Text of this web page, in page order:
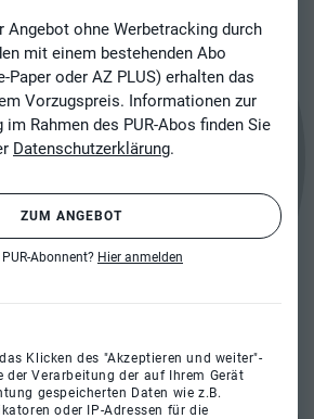
Angebot ohne Werbetracking durch
mit einem bestehenden Abo
Paper oder AZ PLUS) erhalten das
Vorzugspreis. Informationen zur
im Rahmen des PUR-Abos finden Sie
Datenschutzerklärung.
ZUM ANGEBOT
PUR-Abonnent? Hier anmelden
Klicken des "Akzeptieren und weiter"-
der Verarbeitung der auf Ihrem Gerät
gespeicherten Daten wie z.B.
oder IP-Adressen für die